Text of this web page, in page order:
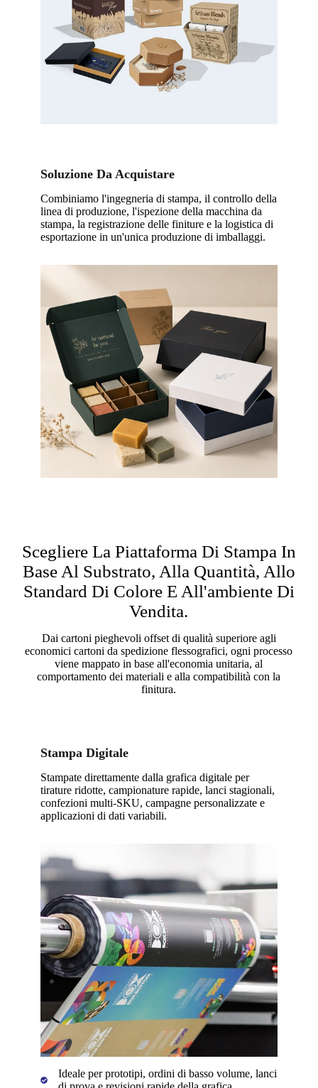
Soluzione Da Acquistare
Combiniamo l'ingegneria di stampa, il controllo della
linea di produzione, l'ispezione della macchina da
stampa, la registrazione delle finiture e la logistica di
esportazione in un'unica produzione di imballaggi.
Scegliere La Piattaforma Di Stampa In
Base Al Substrato, Alla Quantità, Allo
Standard Di Colore E All'ambiente Di
Vendita.
Dai cartoni pieghevoli offset di qualità superiore agli
economici cartoni da spedizione flessografici, ogni processo
viene mappato in base all'economia unitaria, al
comportamento dei materiali e alla compatibilità con la
finitura.
Stampa Digitale
Stampate direttamente dalla grafica digitale per
tirature ridotte, campionature rapide, lanci stagionali,
confezioni multi-SKU, campagne personalizzate e
applicazioni di dati variabili.
Ideale per prototipi, ordini di basso volume, lanci